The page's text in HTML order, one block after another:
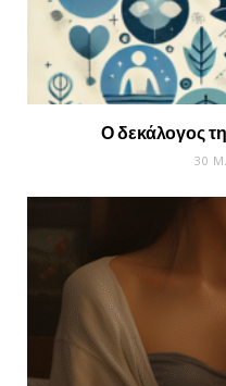
Ο δεκάλογος
30